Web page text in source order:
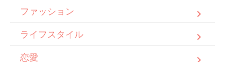
ファッション
ライフスタイル
恋愛